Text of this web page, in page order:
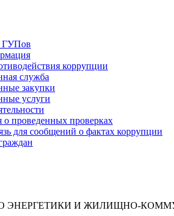
ГУПов
коррупции
служба
закупки
услуги
проведенных проверках
для сообщений о фактах коррупции
ЭНЕРГЕТИКИ И ЖИЛИЩНО-